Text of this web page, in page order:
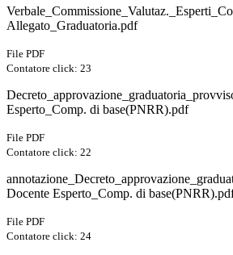
Allegato_Graduatoria.pdf
File PDF
Contatore click: 23
Esperto_Comp. di base(PNRR).pdf
File PDF
Contatore click: 22
Docente Esperto_Comp. di
File PDF
Contatore click: 24